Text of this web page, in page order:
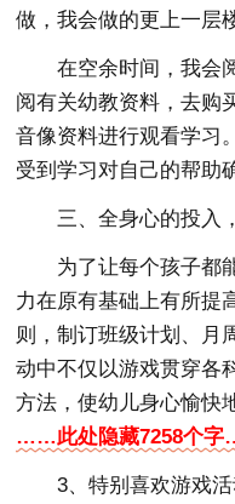
做，我会做的更上一层
在空余时间，我会
阅有关幼教资料，去购
音像资料进行观看学习
受到学习对自己的帮助
三、全身心的投入
为了让每个孩子都
力在原有基础上有所提
则，制订班级计划、月
动中不仅以游戏贯穿各
方法，使幼儿身心愉快
……此处隐藏7258个
3、特别喜欢游戏